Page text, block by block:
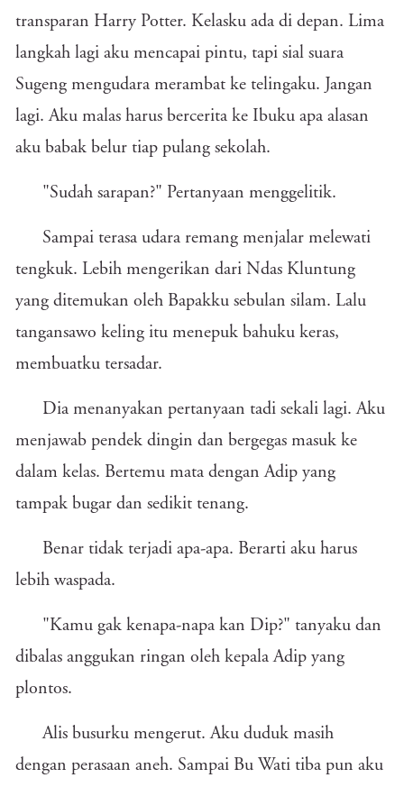
transparan Harry Potter. Kelasku ada di depan. Lima
langkah lagi aku mencapai pintu, tapi sial suara
Sugeng mengudara merambat ke telingaku. Jangan
lagi. Aku malas harus bercerita ke Ibuku apa alasan
aku babak belur tiap pulang sekolah.
"Sudah sarapan?" Pertanyaan menggelitik.
Sampai terasa udara remang menjalar melewati
tengkuk. Lebih mengerikan dari Ndas Kluntung
yang ditemukan oleh Bapakku sebulan silam. Lalu
tangansawo keling itu menepuk bahuku keras,
membuatku tersadar.
Dia menanyakan pertanyaan tadi sekali lagi. Aku
menjawab pendek dingin dan bergegas masuk ke
dalam kelas. Bertemu mata dengan Adip yang
tampak bugar dan sedikit tenang.
Benar tidak terjadi apa-apa. Berarti aku harus
lebih waspada.
"Kamu gak kenapa-napa kan Dip?" tanyaku dan
dibalas anggukan ringan oleh kepala Adip yang
plontos.
Alis busurku mengerut. Aku duduk masih
dengan perasaan aneh. Sampai Bu Wati tiba pun aku